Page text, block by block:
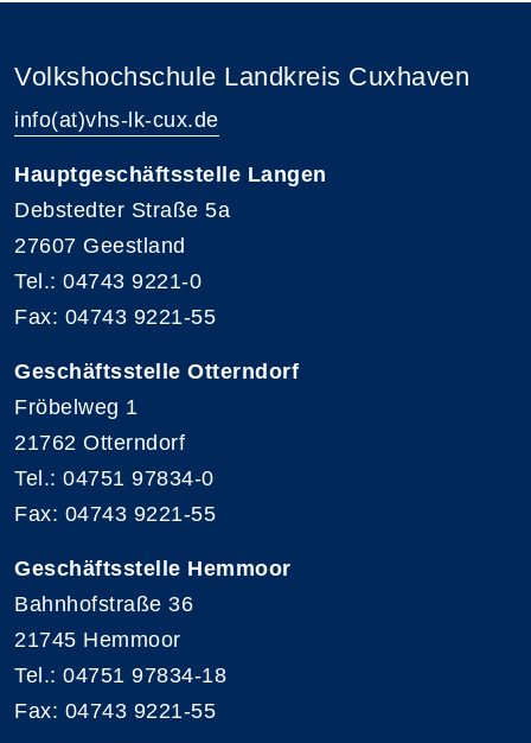
Volkshochschule Landkreis Cuxhaven
info(at)vhs-lk-cux.de
Hauptgeschäftsstelle Langen
Debstedter Straße 5a
27607 Geestland
Tel.: 04743 9221-0
Fax: 04743 9221-55
Geschäftsstelle Otterndorf
Fröbelweg 1
21762 Otterndorf
Tel.: 04751 97834-0
Fax: 04743 9221-55
Geschäftsstelle Hemmoor
Bahnhofstraße 36
21745 Hemmoor
Tel.: 04751 97834-18
Fax: 04743 9221-55